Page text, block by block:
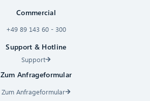
Commercial
+49 89 143 60 - 300
Support & Hotline
Support
Zum Anfrageformular
Zum Anfrageformular